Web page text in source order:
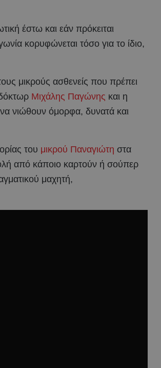
έστω και εάν πρόκειται
κορυφώνεται τόσο για το ίδιο,
μικρούς ασθενείς που πρέπει
Μιχάλης Παγώνης και η
νιώθουν όμορφα, δυνατά και
του μικρού Παναγιώτη στα
από κάποιο καρτούν ή σούπερ
μαχητή,